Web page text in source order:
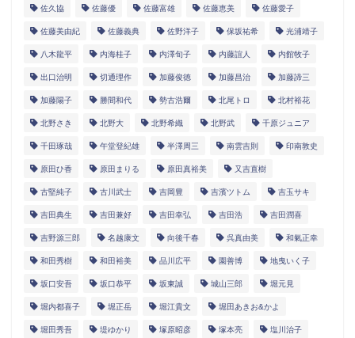
佐久協 佐藤優 佐藤富雄 佐藤恵美 佐藤愛子
佐藤美由紀 佐藤義典 佐野洋子 保坂祐希 光浦靖子
八木龍平 内海桂子 内澤旬子 内藤誼人 内館牧子
出口治明 切通理作 加藤俊徳 加藤昌治 加藤諦三
加藤陽子 勝間和代 勢古浩爾 北尾トロ 北村裕花
北野さき 北野大 北野希織 北野武 千原ジュニア
千田琢哉 午堂登紀雄 半澤周三 南雲吉則 印南敦史
原田ひ香 原田まりる 原田真裕美 又吉直樹
古堅純子 古川武士 吉岡豊 吉濱ツトム 吉玉サキ
吉田典生 吉田兼好 吉田幸弘 吉田浩 吉田潤喜
吉野源三郎 名越康文 向後千春 呉真由美 和氣正幸
和田秀樹 和田裕美 品川広平 園善博 地曳いく子
坂口安吾 坂口恭平 坂東誠 城山三郎 堀元見
堀内都喜子 堀正岳 堀江貴文 堀田あきお&かよ
堀田秀吾 堤ゆかり 塚原昭彦 塚本亮 塩川治子